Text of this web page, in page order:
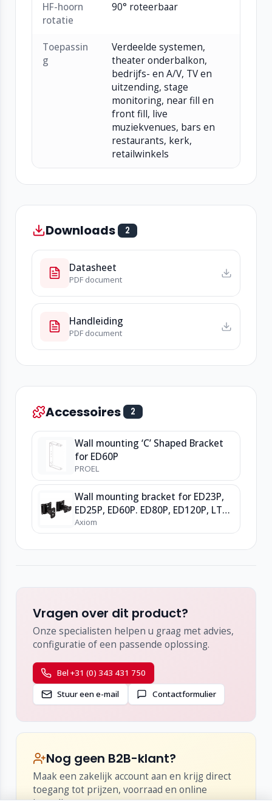
HF-hoorn
rotatie
90° roteerbaar
Toepassin
g
Verdeelde systemen,
theater onderbalkon,
bedrijfs- en A/V, TV en
uitzending, stage
monitoring, near fill en
front fill, live
muziekvenues, bars en
restaurants, kerk,
retailwinkels
Downloads 2
Datasheet
PDF document
Handleiding
PDF document
Accessoires 2
Wall mounting ‘C’ Shaped Bracket
for ED60P
PROEL
Wall mounting bracket for ED23P,
ED25P, ED60P. ED80P, ED120P, LTX
serie
Axiom
Vragen over dit product?
Onze specialisten helpen u graag met advies,
configuratie of een passende oplossing.
Bel +31 (0) 343 431 750
Stuur een e-mail
Contactformulier
Nog geen B2B-klant?
Maak een zakelijk account aan en krijg direct
toegang tot prijzen, voorraad en online
bestellen.